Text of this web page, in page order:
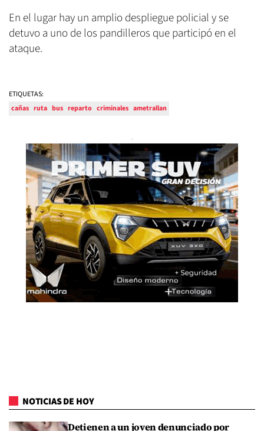
En el lugar hay un amplio despliegue policial y se
detuvo a uno de los pandilleros que participó en el
ataque.
ETIQUETAS:
cañas ruta bus reparto criminales ametrallan
NOTICIAS DE HOY
Detienen a un joven denunciado por